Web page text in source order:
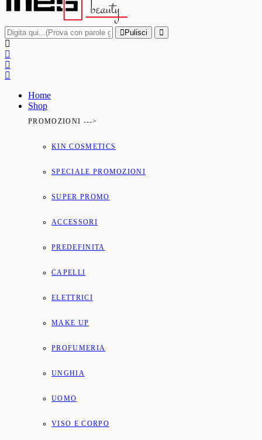
Pulisci
Home
Shop
PROMOZIONI --->
KIN COSMETICS
SPECIALE PROMOZIONI
SUPER PROMO
ACCESSORI
PREDEFINITA
CAPELLI
ELETTRICI
MAKE UP
PROFUMERIA
UNGHIA
UOMO
VISO E CORPO